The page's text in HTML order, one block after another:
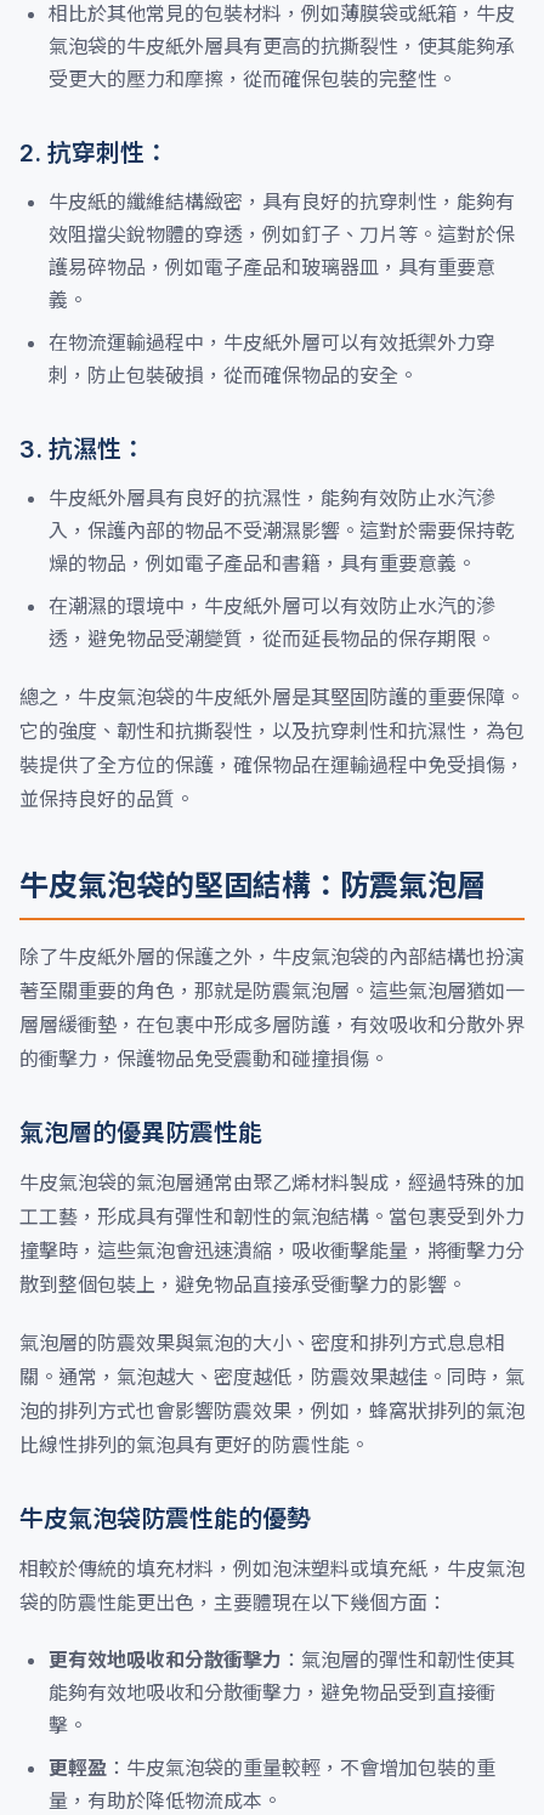
相比於其他常見的包裝材料，例如薄膜袋或紙箱，牛皮
氣泡袋的牛皮紙外層具有更高的抗撕裂性，使其能夠承
受更大的壓力和摩擦，從而確保包裝的完整性。
2. 抗穿刺性：
牛皮紙的纖維結構緻密，具有良好的抗穿刺性，能夠有
效阻擋尖銳物體的穿透，例如釘子、刀片等。這對於保
護易碎物品，例如電子產品和玻璃器皿，具有重要意
義。
在物流運輸過程中，牛皮紙外層可以有效抵禦外力穿
刺，防止包裝破損，從而確保物品的安全。
3. 抗濕性：
牛皮紙外層具有良好的抗濕性，能夠有效防止水汽滲
入，保護內部的物品不受潮濕影響。這對於需要保持乾
燥的物品，例如電子產品和書籍，具有重要意義。
在潮濕的環境中，牛皮紙外層可以有效防止水汽的滲
透，避免物品受潮變質，從而延長物品的保存期限。
總之，牛皮氣泡袋的牛皮紙外層是其堅固防護的重要保障。
它的強度、韌性和抗撕裂性，以及抗穿刺性和抗濕性，為包
裝提供了全方位的保護，確保物品在運輸過程中免受損傷，
並保持良好的品質。
牛皮氣泡袋的堅固結構：防震氣泡層
除了牛皮紙外層的保護之外，牛皮氣泡袋的內部結構也扮演
著至關重要的角色，那就是防震氣泡層。這些氣泡層猶如一
層層緩衝墊，在包裹中形成多層防護，有效吸收和分散外界
的衝擊力，保護物品免受震動和碰撞損傷。
氣泡層的優異防震性能
牛皮氣泡袋的氣泡層通常由聚乙烯材料製成，經過特殊的加
工工藝，形成具有彈性和韌性的氣泡結構。當包裹受到外力
撞擊時，這些氣泡會迅速潰縮，吸收衝擊能量，將衝擊力分
散到整個包裝上，避免物品直接承受衝擊力的影響。
氣泡層的防震效果與氣泡的大小、密度和排列方式息息相
關。通常，氣泡越大、密度越低，防震效果越佳。同時，氣
泡的排列方式也會影響防震效果，例如，蜂窩狀排列的氣泡
比線性排列的氣泡具有更好的防震性能。
牛皮氣泡袋防震性能的優勢
相較於傳統的填充材料，例如泡沫塑料或填充紙，牛皮氣泡
袋的防震性能更出色，主要體現在以下幾個方面：
更有效地吸收和分散衝擊力 ：氣泡層的彈性和韌性使其
能夠有效地吸收和分散衝擊力，避免物品受到直接衝
擊。
更輕盈 ：牛皮氣泡袋的重量較輕，不會增加包裝的重
量，有助於降低物流成本。